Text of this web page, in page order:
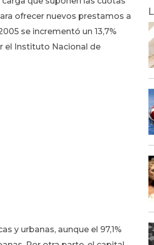
ofrecer nuevos prestamos a
se incrementó un 13,7%
el Instituto Nacional de
y urbanas, aunque el 97,1%